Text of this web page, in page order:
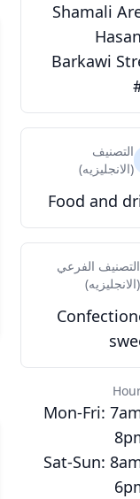
Shamali
Barkawi
التصنيف
(الانجليزيه)
Food and
التصنيف الفرعي
(الانجليزيه)
Mon-Fri:
Sat-Sun: